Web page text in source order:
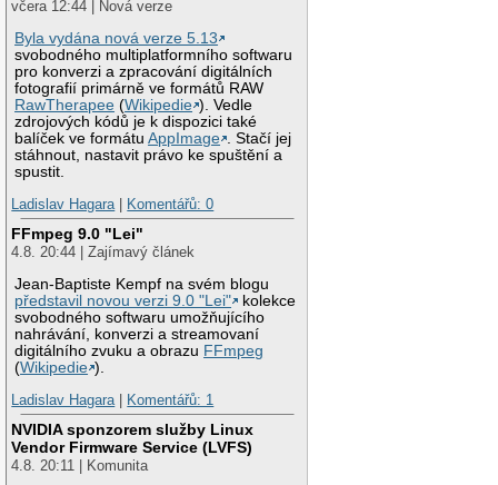
včera 12:44 | Nová verze
Byla vydána nová verze 5.13
svobodného multiplatformního softwaru
pro konverzi a zpracování digitálních
fotografií primárně ve formátů RAW
RawTherapee (Wikipedie ). Vedle
zdrojových kódů je k dispozici také
balíček ve formátuAppImage
. Stačí jej
stáhnout, nastavit právo ke spuštění a
spustit.
Ladislav Hagara| Komentářů: 0
FFmpeg 9.0 "Lei"
4.8. 20:44 | Zajímavý článek
Jean-Baptiste Kempf na svém blogu
představil novou verzi 9.0 "Lei"
kolekce
svobodného softwaru umožňujícího
nahrávání, konverzi a streamovaní
digitálního zvuku a obrazu FFmpeg
(Wikipedie ).
Ladislav Hagara| Komentářů: 1
NVIDIA sponzorem služby Linux
Vendor Firmware Service (LVFS)
4.8. 20:11 | Komunita